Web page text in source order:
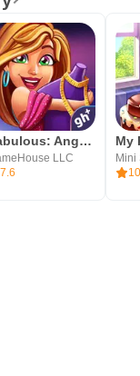
Fabulous: Angela's True Colors
LLC
7.6